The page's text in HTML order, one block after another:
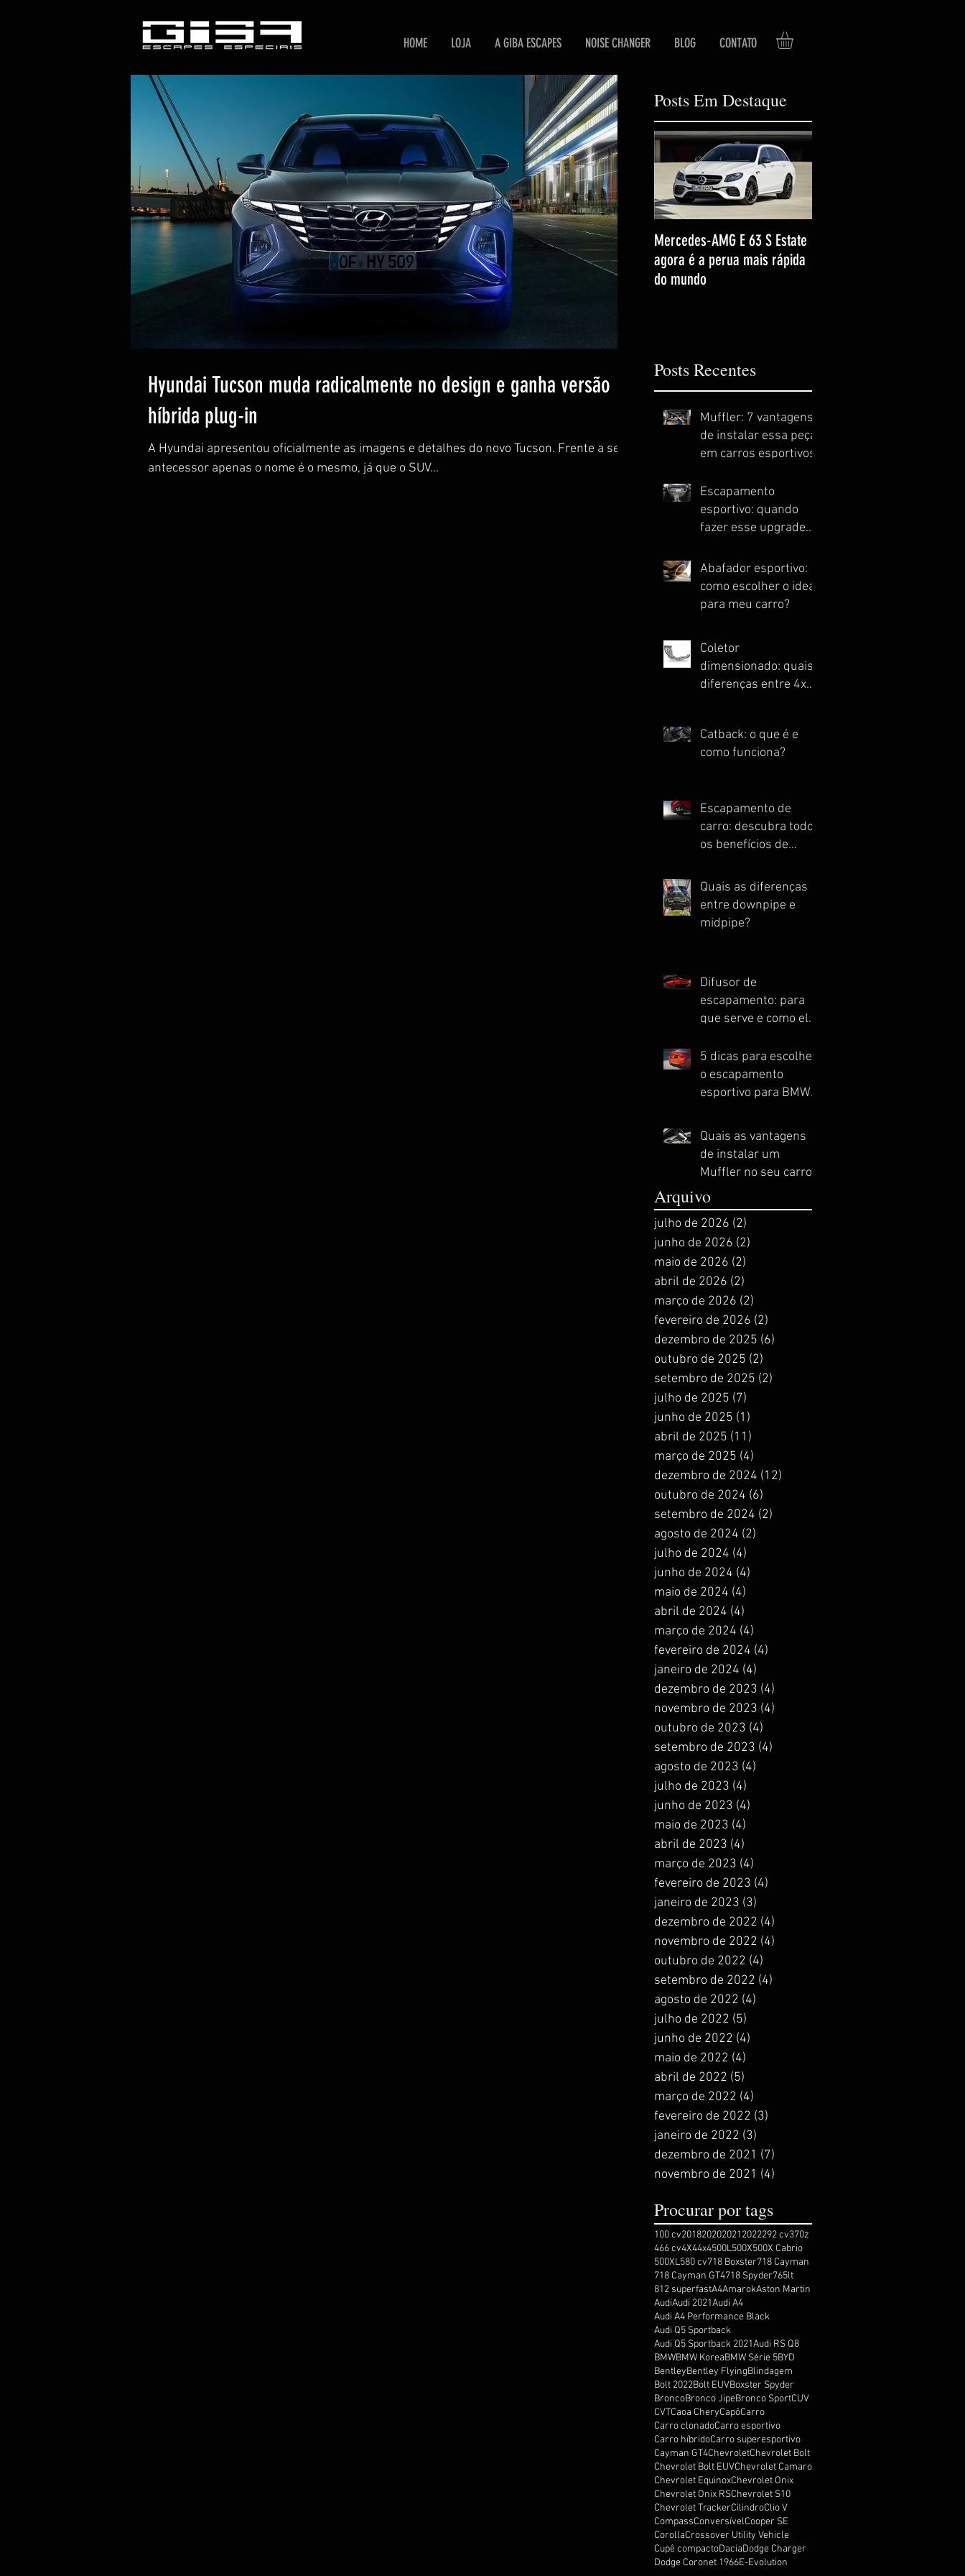
HOME LOJA A GIBA ESCAPES NOISE CHANGER BLOG CONTATO
Hyundai Tucson muda radicalmente no design e ganha versão
híbrida plug-in
A Hyundai apresentou oficialmente as imagens e detalhes do novo Tucson. Frente a seu
antecessor apenas o nome é o mesmo, já que o SUV...
Posts Em Destaque
Mercedes-AMG E 63 S Estate
agora é a perua mais rápida
do mundo
Posts Recentes
Muffler: 7 vantagens
de instalar essa peça
em carros esportivos
Escapamento
esportivo: quando
fazer esse upgrade
Abafador esportivo:
como escolher o ideal
para meu carro?
Coletor
dimensionado: quais
diferenças entre 4x1,
Catback: o que é e
como funciona?
Escapamento de
carro: descubra todos
os benefícios de
Quais as diferenças
entre downpipe e
midpipe?
Difusor de
escapamento: para
que serve e como ele
desempenho do seu
automóvel esportivo
5 dicas para escolher
o escapamento
esportivo para BMW
Quais as vantagens
de instalar um
Muffler no seu carro
Arquivo
julho de 2026 (2)
junho de 2026 (2)
maio de 2026 (2)
abril de 2026 (2)
março de 2026 (2)
fevereiro de 2026 (2)
dezembro de 2025 (6)
outubro de 2025 (2)
setembro de 2025 (2)
julho de 2025 (7)
junho de 2025 (1)
abril de 2025 (11)
março de 2025 (4)
dezembro de 2024 (12)
outubro de 2024 (6)
setembro de 2024 (2)
agosto de 2024 (2)
julho de 2024 (4)
junho de 2024 (4)
maio de 2024 (4)
abril de 2024 (4)
março de 2024 (4)
fevereiro de 2024 (4)
janeiro de 2024 (4)
dezembro de 2023 (4)
novembro de 2023 (4)
outubro de 2023 (4)
setembro de 2023 (4)
agosto de 2023 (4)
julho de 2023 (4)
junho de 2023 (4)
maio de 2023 (4)
abril de 2023 (4)
março de 2023 (4)
fevereiro de 2023 (4)
janeiro de 2023 (3)
dezembro de 2022 (4)
novembro de 2022 (4)
outubro de 2022 (4)
setembro de 2022 (4)
agosto de 2022 (4)
julho de 2022 (5)
junho de 2022 (4)
maio de 2022 (4)
abril de 2022 (5)
março de 2022 (4)
fevereiro de 2022 (3)
janeiro de 2022 (3)
dezembro de 2021 (7)
novembro de 2021 (4)
Procurar por tags
100 cv2018202020212022292 cv370z
466 cv4X44x4500L500X500X Cabrio
500XL580 cv718 Boxster718 Cayman
718 Cayman GT4718 Spyder765lt
812 superfastA4AmarokAston Martin
AudiAudi 2021Audi A4
Audi A4 Performance Black
Audi Q5 Sportback
Audi Q5 Sportback 2021Audi RS Q8
BMWBMW KoreaBMW Série 5BYD
BentleyBentley FlyingBlindagem
Bolt 2022Bolt EUVBoxster Spyder
BroncoBronco JipeBronco SportCUV
CVTCaoa CheryCapôCarro
Carro clonadoCarro esportivo
Carro híbridoCarro superesportivo
Cayman GT4ChevroletChevrolet Bolt
Chevrolet Bolt EUVChevrolet Camaro
Chevrolet EquinoxChevrolet Onix
Chevrolet Onix RSChevrolet S10
Chevrolet TrackerCilindroClio V
CompassConversívelCooper SE
CorollaCrossover Utility Vehicle
Cupê compactoDaciaDodge Charger
Dodge Coronet 1966E-Evolution